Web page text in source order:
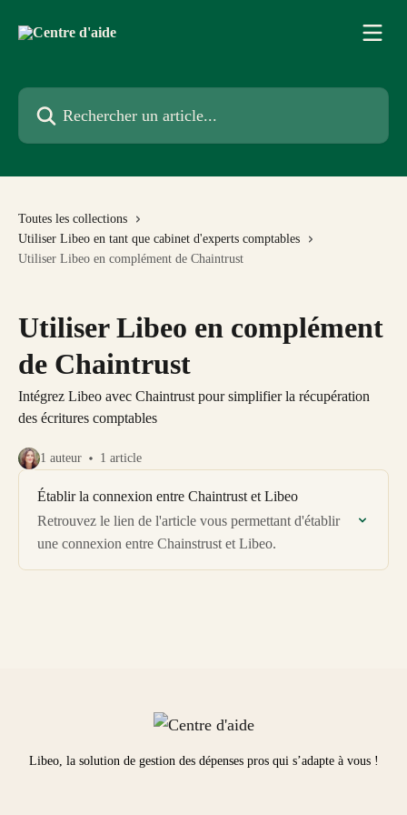
Rechercher un article...
Toutes les collections
Utiliser Libeo en tant que cabinet d'experts comptables
Utiliser Libeo en complément de Chaintrust
Utiliser Libeo en complément
de Chaintrust
Intégrez Libeo avec Chaintrust pour simplifier la récupération
des écritures comptables
1 auteur 1 article
Établir la connexion entre Chaintrust et Libeo
Retrouvez le lien de l'article vous permettant d'établir
une connexion entre Chainstrust et Libeo.
Libeo, la solution de gestion des dépenses pros qui s’adapte à vous !